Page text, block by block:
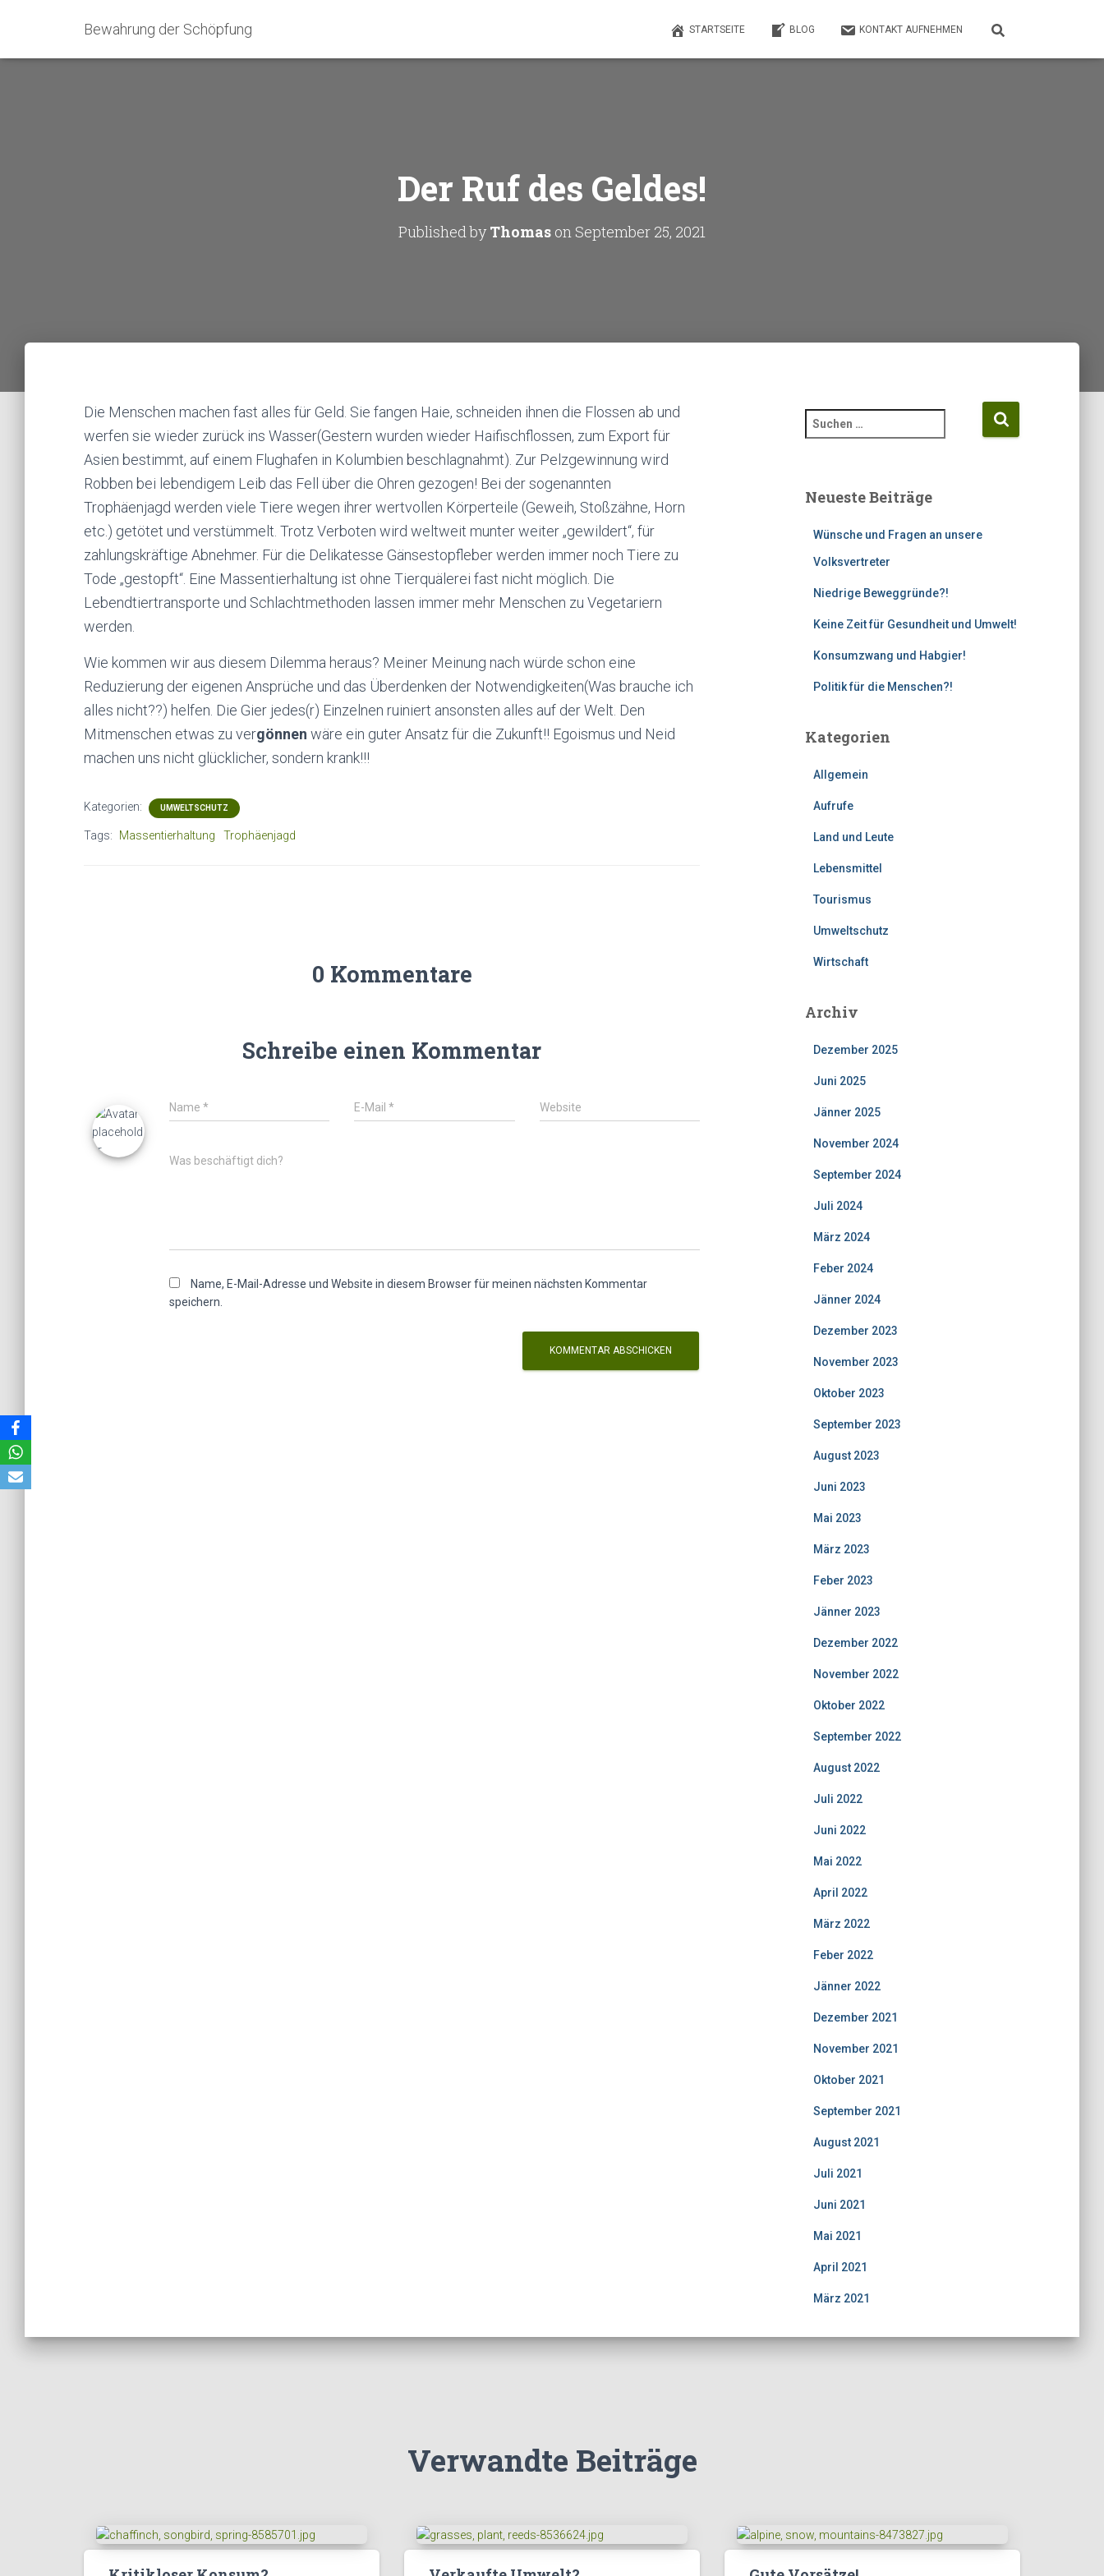
Bewahrung der Schöpfung STARTSEITE BLOG KONTAKT AUFNEHMEN
Der Ruf des Geldes!
Published byThomas on September 25, 2021
Die Menschen machen fast alles für Geld. Sie fangen Haie, schneiden ihnen die Flossen ab und
werfen sie wieder zurück ins Wasser(Gestern wurden wieder Haifischflossen, zum Export für
Asien bestimmt, auf einem Flughafen in Kolumbien beschlagnahmt). Zur Pelzgewinnung wird
Robben bei lebendigem Leib das Fell über die Ohren gezogen! Bei der sogenannten
Trophäenjagd werden viele Tiere wegen ihrer wertvollen Körperteile (Geweih, Stoßzähne, Horn
etc.) getötet und verstümmelt. Trotz Verboten wird weltweit munter weiter „gewildert“, für
zahlungskräftige Abnehmer. Für die Delikatesse Gänsestopfleber werden immer noch Tiere zu
Tode „gestopft“. Eine Massentierhaltung ist ohne Tierquälerei fast nicht möglich. Die
Lebendtiertransporte und Schlachtmethoden lassen immer mehr Menschen zu Vegetariern
werden.
Wie kommen wir aus diesem Dilemma heraus? Meiner Meinung nach würde schon eine
Reduzierung der eigenen Ansprüche und das Überdenken der Notwendigkeiten(Was brauche ich
alles nicht??) helfen. Die Gier jedes(r) Einzelnen ruiniert ansonsten alles auf der Welt. Den
Mitmenschen etwas zu vergönnen wäre ein guter Ansatz für die Zukunft!! Egoismus und Neid
machen uns nicht glücklicher, sondern krank!!!
Kategorien: UMWELTSCHUTZ
Tags: Massentierhaltung Trophäenjagd
0 Kommentare
Schreibe einen Kommentar
Name * E-Mail* Website
Was beschäftigt dich?
Name, E-Mail-Adresse und Website in diesem Browser für meinen nächsten Kommentar
speichern.
u
e
Neueste Beiträge
Wünsche und Fragen an unsere
Volksvertreter
Niedrige Beweggründe?!
Keine Zeit für Gesundheit und Umwelt!
Konsumzwang und Habgier!
Politik für die Menschen?!
Kategorien
Allgemein
Aufrufe
Land und Leute
Lebensmittel
Tourismus
Umweltschutz
Wirtschaft
Archiv
Dezember 2025
Juni 2025
Jänner 2025
November 2024
September 2024
Juli 2024
März 2024
Feber 2024
Jänner 2024
Dezember 2023
November 2023
Oktober 2023
September 2023
August 2023
Juni 2023
Mai 2023
März 2023
Feber 2023
Jänner 2023
Dezember 2022
November 2022
Oktober 2022
September 2022
August 2022
Juli 2022
Juni 2022
Mai 2022
April 2022
März 2022
Feber 2022
Jänner 2022
Dezember 2021
November 2021
Oktober 2021
September 2021
August 2021
Juli 2021
Juni 2021
Mai 2021
April 2021
März 2021
Verwandte Beiträge